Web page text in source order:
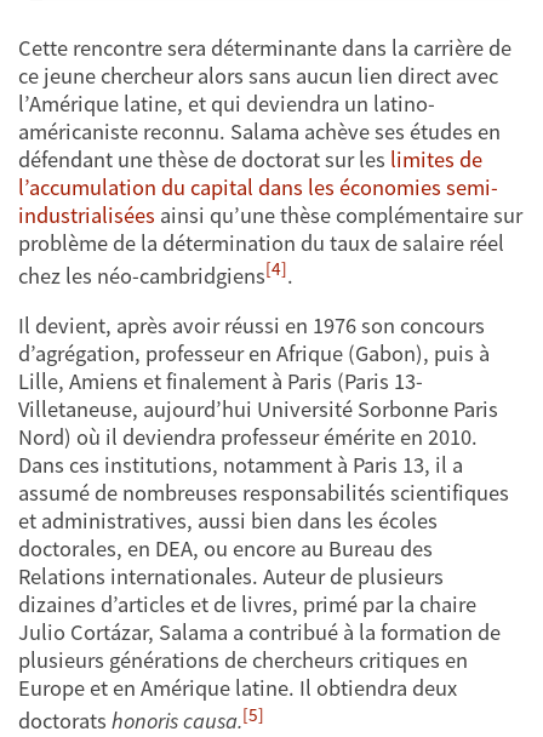
Cette rencontre sera déterminante dans la carrière de
ce jeune chercheur alors sans aucun lien direct avec
l’Amérique latine, et qui deviendra un latino-
américaniste reconnu. Salama achève ses études en
défendant une thèse de doctorat sur les limites de
l’accumulation du capital dans les économies semi-
industrialisées ainsi qu’une thèse complémentaire sur
problème de la détermination du taux de salaire réel
chez les néo-cambridgiens[4].
Il devient, après avoir réussi en 1976 son concours
d’agrégation, professeur en Afrique (Gabon), puis à
Lille, Amiens et finalement à Paris (Paris 13-
Villetaneuse, aujourd’hui Université Sorbonne Paris
Nord) où il deviendra professeur émérite en 2010.
Dans ces institutions, notamment à Paris 13, il a
assumé de nombreuses responsabilités scientifiques
et administratives, aussi bien dans les écoles
doctorales, en DEA, ou encore au Bureau des
Relations internationales. Auteur de plusieurs
dizaines d’articles et de livres, primé par la chaire
Julio Cortázar, Salama a contribué à la formation de
plusieurs générations de chercheurs critiques en
Europe et en Amérique latine. Il obtiendra deux
doctorats honoris causa.[5]